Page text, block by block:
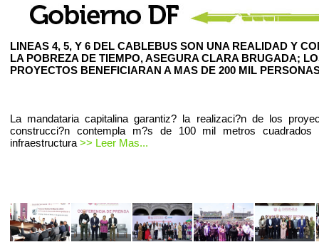
LINEAS 4, 5, Y 6 DEL CABLEBUS SON UNA REALIDAD Y
LA POBREZA DE TIEMPO, ASEGURA CLARA BRUGADA;
PROYECTOS BENEFICIARAN A MAS DE 200 MIL
La mandataria capitalina garantiz? la realizaci?n de los
construcci?n contempla m?s de 100 mil metros cuadrados
infraestructura >> Leer Mas...